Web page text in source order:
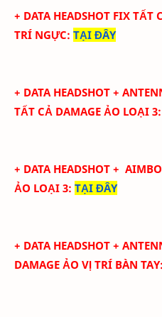
+ DATA HEADSHOT FIX TẤT
TRÍ NGỰC: TẠI ĐÂY
+ DATA HEADSHOT +
TẤT CẢ DAMAGE ẢO LOẠI 3:
+ DATA HEADSHOT +
ẢO LOẠI 3: TẠI ĐÂY
+ DATA HEADSHOT +
DAMAGE ẢO VỊ TRÍ BÀN TAY: